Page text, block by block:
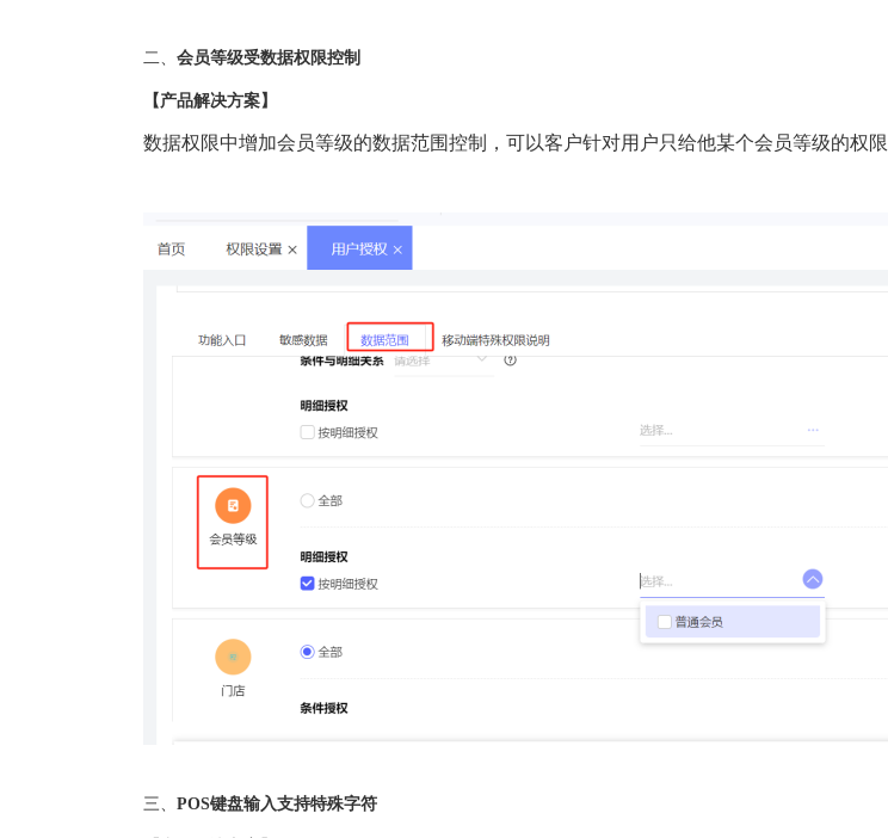
二、 会员等级受数据权限控制
【产品解决方案】
数据权限中增加会员等级的数据范围控制，可以客户针对用户只给他某个会员等级的权限
三、 POS键盘输入支持特殊字符